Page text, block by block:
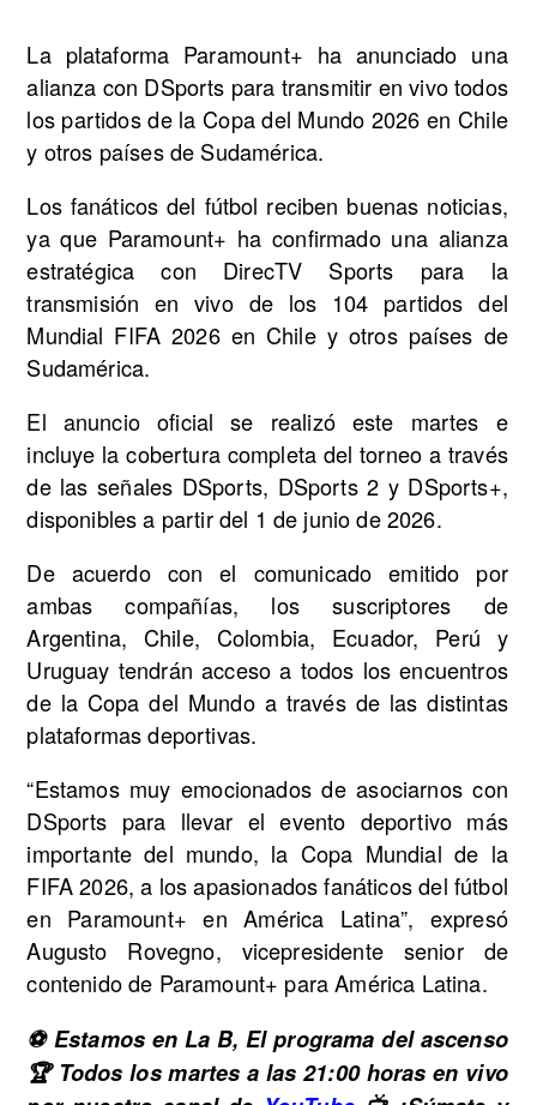
La plataforma Paramount+ ha anunciado una
alianza con DSports para transmitir en vivo todos
los partidos de la Copa del Mundo 2026 en Chile
y otros países de Sudamérica.
Los fanáticos del fútbol reciben buenas noticias,
ya que Paramount+ ha confirmado una alianza
estratégica con DirecTV Sports para la
transmisión en vivo de los 104 partidos del
Mundial FIFA 2026 en Chile y otros países de
Sudamérica.
El anuncio oficial se realizó este martes e
incluye la cobertura completa del torneo a través
de las señales DSports, DSports 2 y DSports+,
disponibles a partir del 1 de junio de 2026.
De acuerdo con el comunicado emitido por
ambas compañías, los suscriptores de
Argentina, Chile, Colombia, Ecuador, Perú y
Uruguay tendrán acceso a todos los encuentros
de la Copa del Mundo a través de las distintas
plataformas deportivas.
“Estamos muy emocionados de asociarnos con
DSports para llevar el evento deportivo más
importante del mundo, la Copa Mundial de la
FIFA 2026, a los apasionados fanáticos del fútbol
en Paramount+ en América Latina”, expresó
Augusto Rovegno, vicepresidente senior de
contenido de Paramount+ para América Latina.
⚽ Estamos en La B, El programa del ascenso
🏆 Todos los martes a las 21:00 horas en vivo